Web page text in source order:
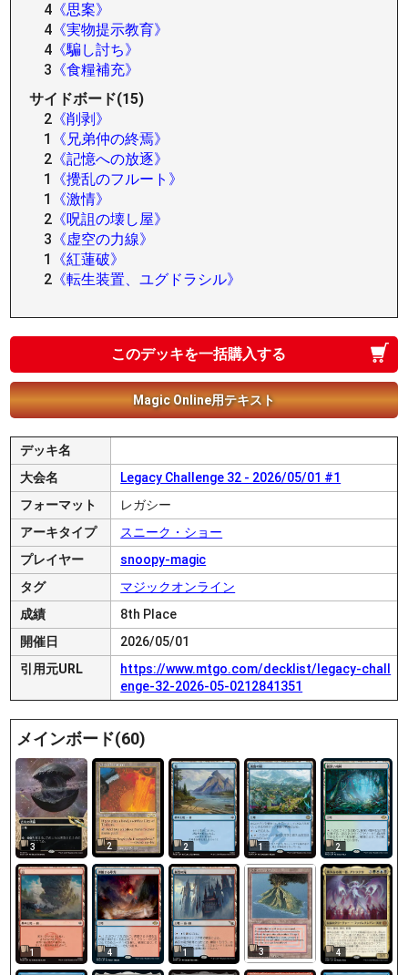
4 《思案》
4 《実物提示教育》
4 《騙し討ち》
3 《食糧補充》
サイドボード(15)
2 《削剥》
1
《兄弟仲の終焉》
2 《記憶への放逐》
1
《攪乱のフルート》
1
《激情》
2 《呪詛の壊し屋》
3 《虚空の力線》
1
《紅蓮破》
2 《転生装置、ユグドラシル》
このデッキを一括購入する
Magic Online用テキスト
デッキ名
大会名
Legacy Challenge 32 - 2026/05/01 #1
フォーマット
レガシー
アーキタイプ
スニーク・ショー
プレイヤー
snoopy-magic
タグ
マジックオンライン
成績
8th Place
開催日
2026/05/01
引用元URL
https://www.mtgo.com/decklist/legacy-chall
enge-32-2026-05-0212841351
メインボード(60)
3 2 2 1 2
1 4 1 3 4